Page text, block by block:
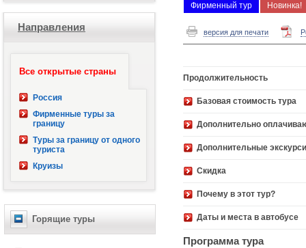
Фирменный тур Новинка!
версия для печати
Продолжительность
Базовая стоимость
Дополнительно
Дополнительные
Скидка
Почему в этот тур?
Даты и места в автобусе
Программа тура
Направления
Все открытые страны
Россия
Фирменные туры за
границу
Туры за границу от одного
туриста
Круизы
Горящие туры